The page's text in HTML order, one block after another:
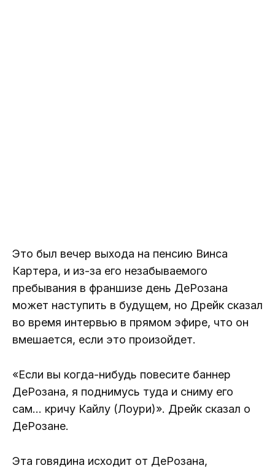
Это был вечер выхода на пенсию Винса
Картера, и из-за его незабываемого
пребывания в франшизе день ДеРозана
может наступить в будущем, но Дрейк сказал
во время интервью в прямом эфире, что он
вмешается, если это произойдет.
«Если вы когда-нибудь повесите баннер
ДеРозана, я поднимусь туда и сниму его
сам… кричу Кайлу (Лоури)». Дрейк сказал о
ДеРозане.
Эта говядина исходит от ДеРозана,